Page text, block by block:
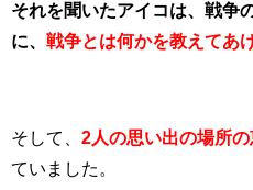
それを聞いたアイコは、戦争
に、 戦争とは何かを教えてあ
そして、 2人の思い出の場所
ていました。